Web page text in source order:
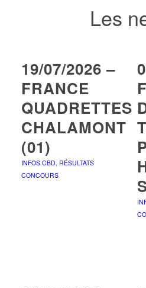
Les
19/07/2026 –
FRANCE
QUADRETTES
CHALAMONT
(01)
INFOS CBD, RÉSULTATS
CONCOURS